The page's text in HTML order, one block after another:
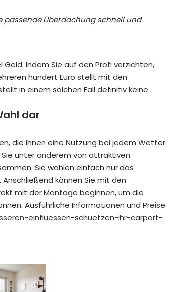
passende Überdachung schnell und
Indem Sie auf den Profi verzichten,
hundert Euro stellt mit den
in einem solchen Fall definitiv keine
dar
die Ihnen eine Nutzung bei jedem Wetter
unter anderem von attraktiven
Sie wählen einfach nur das
Anschließend können Sie mit den
mit der Montage beginnen, um die
Ausführliche Informationen und Preise
einfluessen-schuetzen-ihr-carport-